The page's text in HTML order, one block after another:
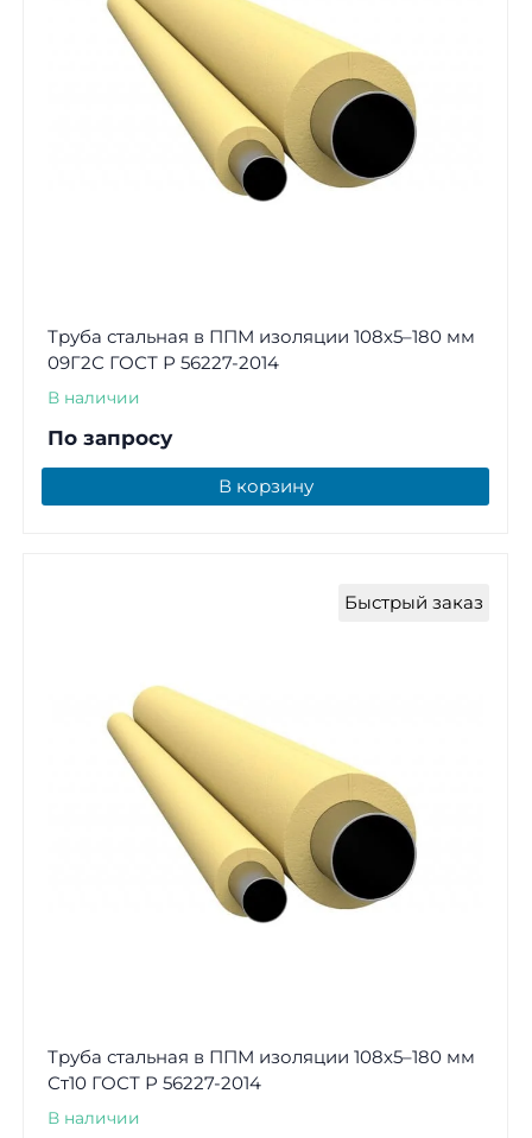
Труба стальная в ППМ изоляции 108х5–180 мм
09Г2С ГОСТ Р 56227-2014
В наличии
По запросу
В корзину
Быстрый заказ
Труба стальная в ППМ изоляции 108х5–180 мм
Ст10 ГОСТ Р 56227-2014
В наличии